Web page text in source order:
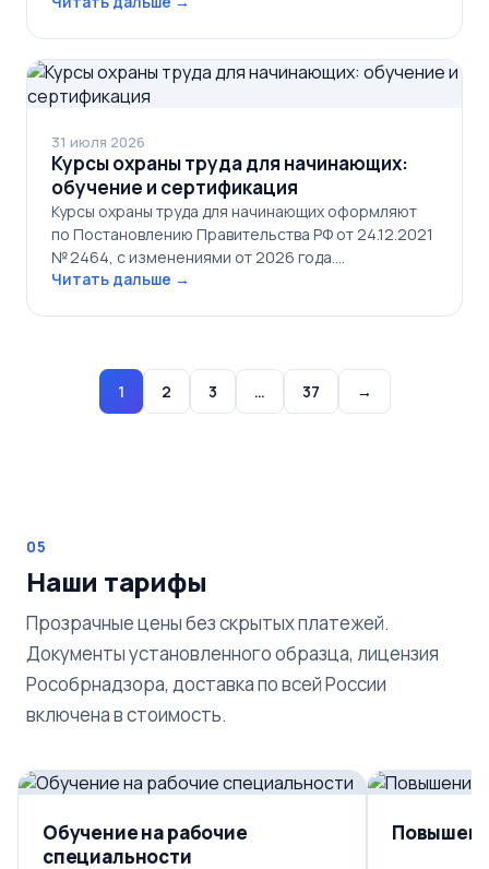
31 июля 2026
Курсы охраны труда для начинающих:
обучение и сертификация
Курсы охраны труда для начинающих оформляют
по Постановлению Правительства РФ от 24.12.2021
№ 2464, с изменениями от 2026 года.…
Читать дальше →
1 2 3 … 37 →
05
Наши тарифы
Прозрачные цены без скрытых платежей.
Документы установленного образца, лицензия
Рособрнадзора, доставка по всей России
включена в стоимость.
Обучение на рабочие
специальности